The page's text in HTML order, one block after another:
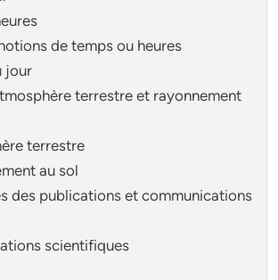
de temps ou heures
jour
terrestre et rayonnement
terrestre
au sol
des publications et communications
scientifiques